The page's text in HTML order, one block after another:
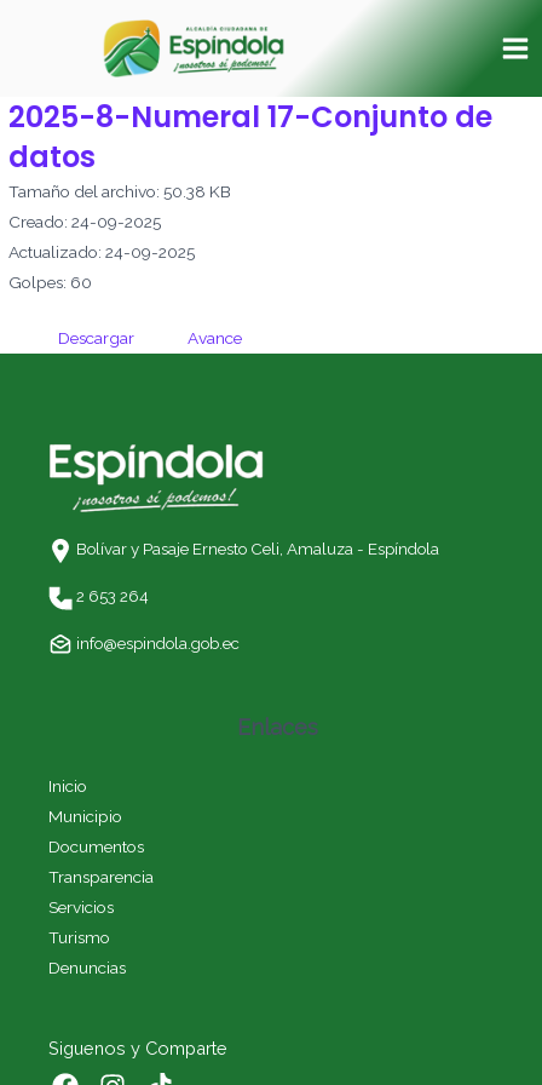
2025-8-Numeral 17-Conjunto de
datos
Tamaño del archivo: 50.38 KB
Creado: 24-09-2025
Actualizado: 24-09-2025
Golpes: 60
Descargar Avance
Bolívar y Pasaje Ernesto Celi, Amaluza - Espíndola
2 653 264
info@espindola.gob.ec
Enlaces
Inicio
Municipio
Documentos
Transparencia
Servicios
Turismo
Denuncias
Siguenos y Comparte